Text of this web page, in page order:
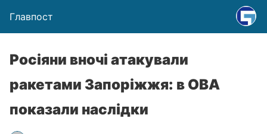
Главпост
Росіяни вночі атакували
ракетами Запоріжжя: в ОВА
показали наслідки